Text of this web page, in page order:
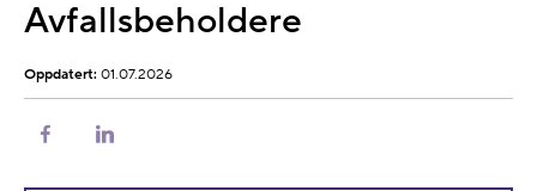
Avfallsbeholdere
Oppdatert: 01.07.2026
Del
Del